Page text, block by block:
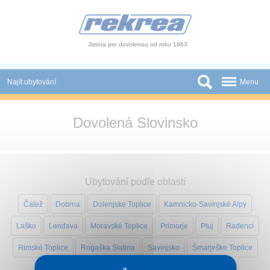
Jistota pro dovolenou od roku 1963
Najít ubytování
Novinky
Atrakce
Menu
Dovolená Slovinsko
Ubytování podle oblastí
Čatež Dobrna Dolenjske Toplice Kamnicko-Savinjské Alpy
Laško Lendava Moravské Toplice Primorje Ptuj Radenci
Rimské Toplice Rogaška Slatina Savinjsko Šmarješke Toplice